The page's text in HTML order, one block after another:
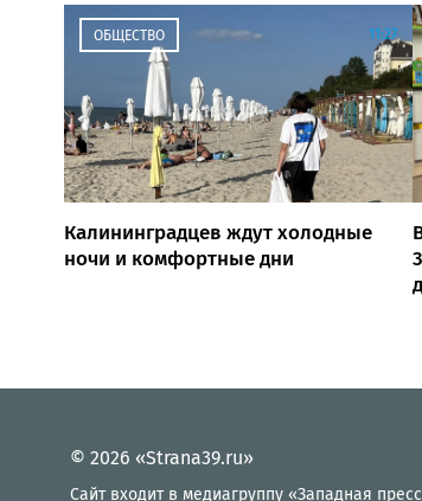
ОБЩЕСТВО 11:27
Калининградцев ждут холодные
ночи и комфортные дни
© 2026 «Strana39.ru»
Сайт входит в медиагруппу «Западная